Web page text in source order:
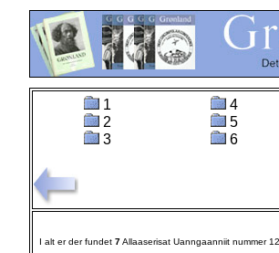
1
2
3
4
5
6
I alt er der fundet 7Allaaserisat Uanngaanniit nummer